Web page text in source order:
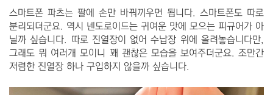
스마트폰 파츠는 팔에 손만 바꿔끼우면 됩니다. 스마트폰도 따로
분리되더군요. 역시 넨도로이드는 귀여운 맛에 모으는 피규어가 아
닐까 싶습니다. 따로 진열장이 없어 수납장 위에 올려놓습니다만,
그래도 뭐 여러개 모이니 꽤 괜찮은 모습을 보여주더군요. 조만간
저렴한 진열장 하나 구입하지 않을까 싶습니다.